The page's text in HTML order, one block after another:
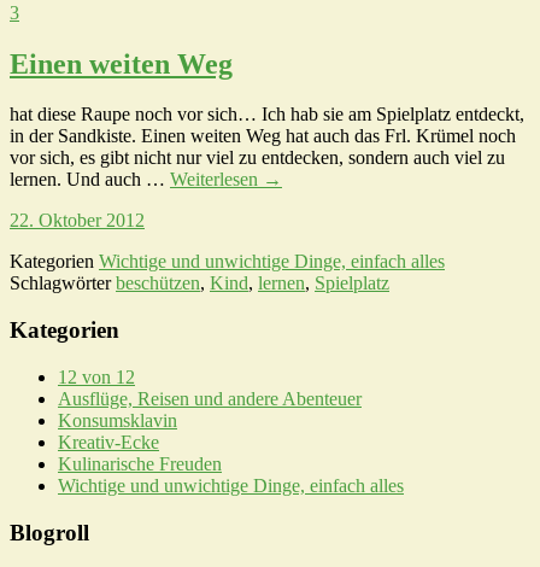
3
Einen weiten Weg
hat diese Raupe noch vor sich… Ich hab sie am Spielplatz entdeckt,
in der Sandkiste. Einen weiten Weg hat auch das Frl. Krümel noch
vor sich, es gibt nicht nur viel zu entdecken, sondern auch viel zu
lernen. Und auch … Weiterlesen →
22. Oktober 2012
Kategorien Wichtige und unwichtige Dinge, einfach alles
Schlagwörterbeschützen, Kind, lernen, Spielplatz
Kategorien
12 von 12
Ausflüge, Reisen und andere Abenteuer
Konsumsklavin
Kreativ-Ecke
Kulinarische Freuden
Wichtige und unwichtige Dinge, einfach alles
Blogroll